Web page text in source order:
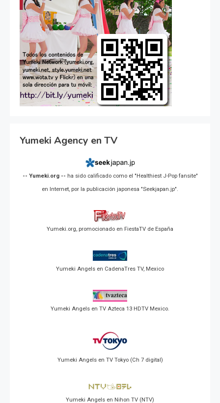
Yumeki Agency en TV
-- Yumeki.org -- ha sido calificado como el "Healthiest J-Pop fansite"
en Internet, por la publicación japonesa "Seekjapan.jp".
Yumeki.org, promocionado en FiestaTV de España
Yumeki Angels en CadenaTres TV, Mexico
Yumeki Angels en TV Azteca 13 HDTV Mexico.
Yumeki Angels en TV Tokyo (Ch 7 digital)
Yumeki Angels en Nihon TV (NTV)